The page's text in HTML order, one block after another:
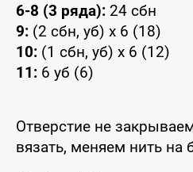
6-8 (3 ряда): 24 сбн
9: (2 сбн, уб) x 6 (18)
10: (1 сбн, уб) x 6 (12)
11: 6 уб (6)
Отверстие не
вязать, меняем нить